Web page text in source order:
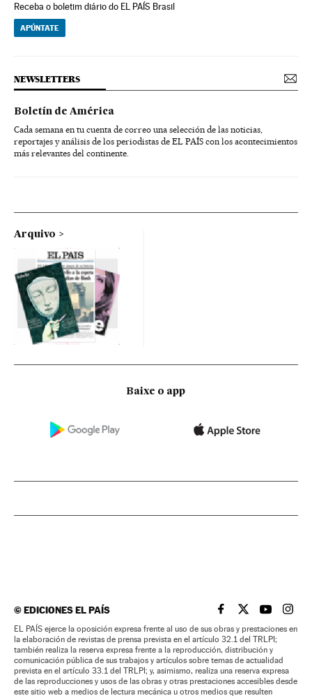
Receba o boletim diário do EL PAÍS Brasil
APÚNTATE
NEWSLETTERS
Boletín de América
Cada semana en tu cuenta de correo una selección de las noticias,
reportajes y análisis de los periodistas de EL PAÍS con los acontecimientos
más relevantes del continente.
Arquivo
Baixe o app
©EDICIONES EL PAÍS EL PAÍS BRASIL EN
EL PAÍSEL PAÍS
EL
EL PAÍS ejerce la oposición expresa frente al uso de sus obras y prestaciones en
la elaboración de revistas de prensa prevista en el artículo 32.1 del TRLPI;
también realiza la reserva expresa frente a la reproducción, distribución y
comunicación pública de sus trabajos y artículos sobre temas de actualidad
prevista en el artículo 33.1 del TRLPI; y, asimismo, realiza una reserva expresa
de las reproducciones y usos de las obras y otras prestaciones accesibles desde
este sitio web a medios de lectura mecánica u otros medios que resulten